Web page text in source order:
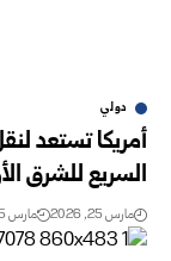
دولي
السريع للشرق
مارس 25, 2026 مارس 25, 2026